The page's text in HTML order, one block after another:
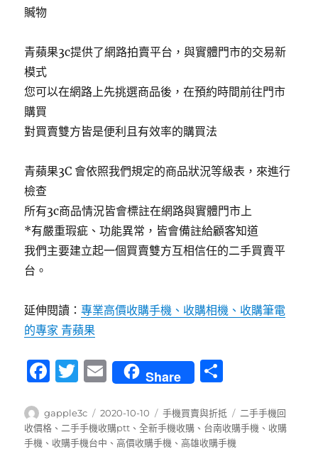
贓物
青蘋果3c提供了網路拍賣平台，與實體門市的交易新
模式
您可以在網路上先挑選商品後，在預約時間前往門市
購買
對買賣雙方皆是便利且有效率的購買法
青蘋果3C 會依照我們規定的商品狀況等級表，來進行
檢查
所有3c商品情況皆會標註在網路與實體門市上
*有嚴重瑕疵、功能異常，皆會備註給顧客知道
我們主要建立起一個買賣雙方互相信任的二手買賣平
台。
延伸閱讀：專業高價收購手機、收購相機、收購筆電
的專家 青蘋果
F
c
e
T
it
te
E
m
ai
l
Share
作
者
gapple3c
發
佈
日
2020-10-10
分
類
手機買賣與折抵
標
籤
二手手機回
收價格 、 二手手機收購ptt 、全新手機收購 、 台南收購手機 、 收購
手機 、 收購手機台中 、高價收購手機 、高雄收購手機